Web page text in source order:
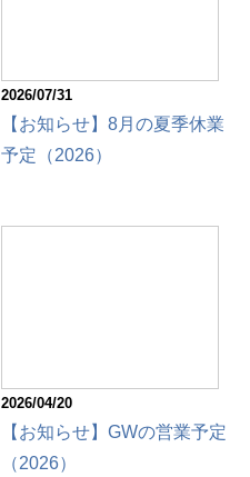
2026/07/31
【お知らせ】8月の夏季休業
予定（2026）
2026/04/20
【お知らせ】GWの営業予定
（2026）